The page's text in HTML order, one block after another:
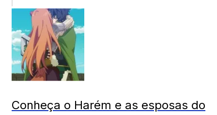
Conheça o Harém e as esposas do